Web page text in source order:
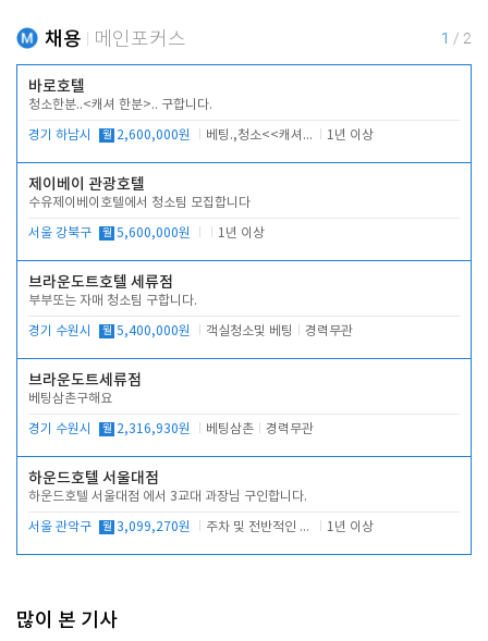
채용 메인포커스 1 / 2
바로호텔
청소한분..<캐셔 한분>.. 구합니다.
경기 하남시 월 2,600,000원 베팅.,청소<<캐셔 모셔봅니다. 1년 이상
제이베이 관광호텔
수유제이베이호텔에서 청소팀 모집합니다
서울 강북구 월 5,600,000원 1년 이상
브라운도트호텔 세류점
부부또는 자매 청소팀 구합니다.
경기 수원시 월 5,400,000원 객실청소및 베팅 경력무관
브라운도트세류점
베팅삼촌구해요
경기 수원시 월 2,316,930원 베팅삼촌 경력무관
하운드호텔 서울대점
하운드호텔 서울대점 에서 3교대 과장님 구인합니다.
서울 관악구 월 3,099,270원 주차 및 전반적인 당번업무 1년 이상
많이 본 기사